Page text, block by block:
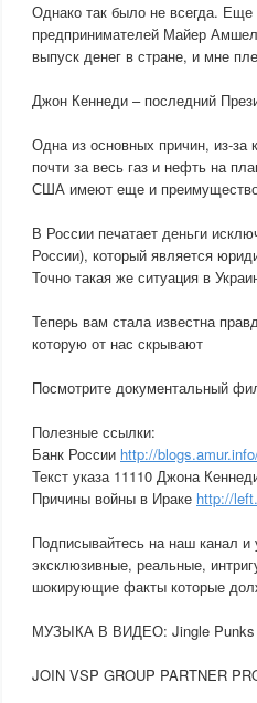
Однако так было не всегда. Еще
предпринимателей Майер
выпуск денег в стране, и мне
Джон Кеннеди – последний
Одна из основных причин, из-
почти за весь газ и нефть на
США имеют еще и преимущество
В России печатает деньги
России), который является
Точно такая же ситуация в
Теперь вам стала известна
которую от нас скрывают
Посмотрите документальный
Полезные ссылки:
Банк России http://
Текст указа 11110 Джона
Причины войны в Ираке http://
Подписывайтесь на наш канал
эксклюзивные, реальные,
шокирующие факты которые
МУЗЫКА В ВИДЕО: Jingle Punks
JOIN VSP GROUP PARTNER